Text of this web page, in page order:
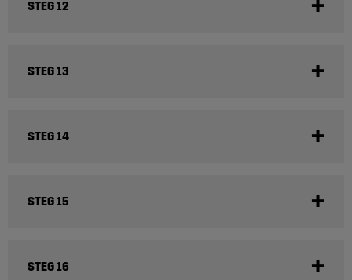
STEG 12
STEG 13
STEG 14
STEG 15
STEG 16